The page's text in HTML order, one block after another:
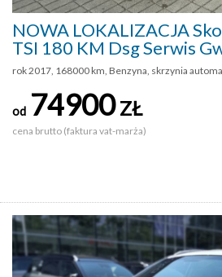
NOWA LOKALIZACJA
TSI 180 KM Dsg Serwis
rok 2017, 168000 km, Benzyna, skrzynia
od 74900ZŁ
cena brutto (faktura vat-marża)